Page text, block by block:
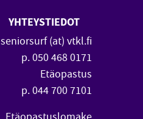
YHTEYSTIEDOT
seniorsurf (at) vtkl.fi
p. 050 468 0171
Etäopastus
p. 044 700 7101